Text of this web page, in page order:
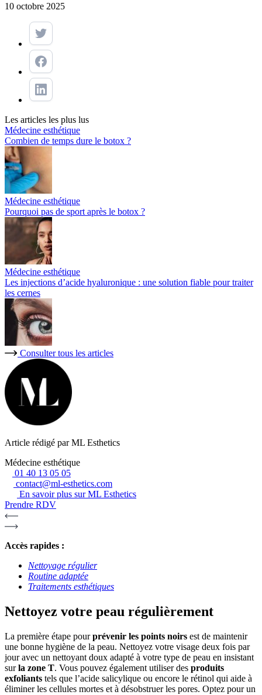
10 octobre 2025
Les articles les plus lus
Médecine esthétique
Combien de temps dure le botox ?
Médecine esthétique
Pourquoi pas de sport après le botox ?
Médecine esthétique
Les injections d’acide hyaluronique : une solution fiable pour traiter
les cernes
Consulter tous les articles
Article rédigé par ML Esthetics
Médecine esthétique
01 40 13 05 05
contact@ml-esthetics.com
En savoir plus sur ML Esthetics
Prendre RDV
Accès rapides :
Nettoyage régulier
Routine adaptée
Traitements esthétiques
Nettoyez votre peau régulièrement
La première étape pourprévenir les points noirs est de maintenir
une bonne hygiène de la peau. Nettoyez votre visage deux fois par
jour avec un nettoyant doux adapté à votre type de peau en insistant
surla zone T. Vous pouvez également utiliser des produits
exfoliants tels que l’acide salicylique ou encore le rétinol qui aide à
éliminer les cellules mortes et à désobstruer les pores. Optez pour un